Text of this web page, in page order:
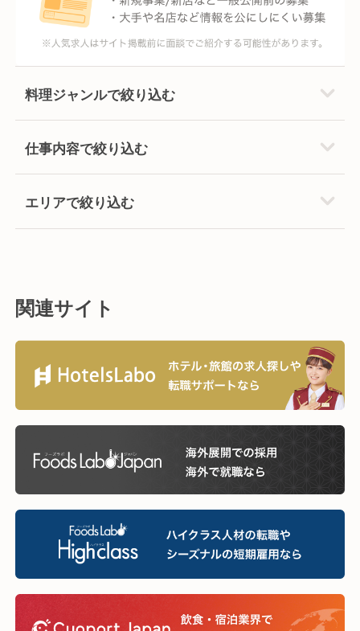
料理ジャンルで絞り込む
仕事内容で絞り込む
エリアで絞り込む
関連サイト